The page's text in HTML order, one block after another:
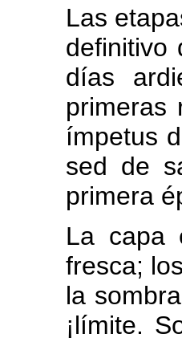
Las
definitivo
días
primeras
ímpetus
sed de
primera
La capa
fresca;
la
¡límite.